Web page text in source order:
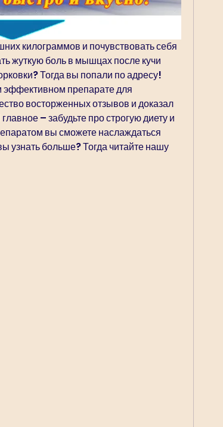
килограммов и почувствовать себя
жуткую боль в мышцах после кучи
Тогда вы попали по адресу!
препарате для
восторженных отзывов и доказал
– забудьте про строгую диету и
вы сможете наслаждаться
узнать больше? Тогда читайте нашу